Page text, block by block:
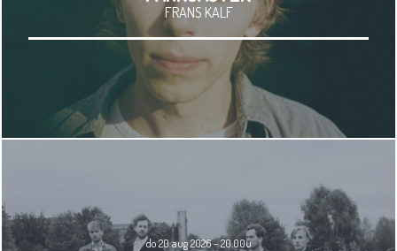
FRANS KALF
do 20 aug 2026 - 20.00u